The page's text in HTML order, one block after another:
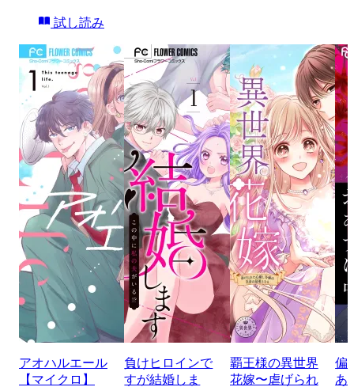
試し読み
アオハルエール
【マイクロ】
負けヒロインで
すが結婚しま
覇王様の異世界
花嫁〜虐げられ
偏
あ